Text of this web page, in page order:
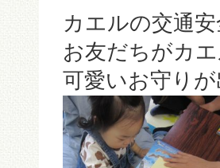
カエルの交通
お友だちがカ
可愛いお守り